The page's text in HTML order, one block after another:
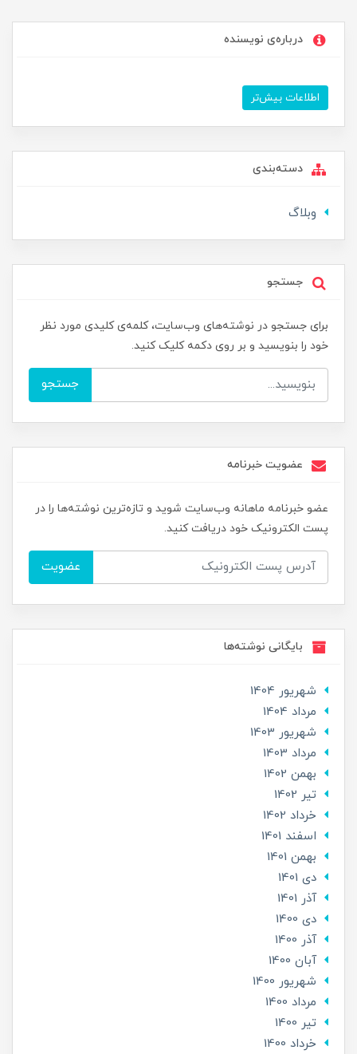
درباره‌ی نویسنده
اطلاعات بیش‌تر
دسته‌بندی
وبلاگ
جستجو
برای جستجو در نوشته‌های وب‌سایت، کلمه‌ی کلیدی مورد نظر
خود را بنویسید و بر روی دکمه کلیک کنید.
جستجو
عضویت خبرنامه
عضو خبرنامه ماهانه وب‌سایت شوید و تازه‌ترین نوشته‌ها را در
پست الکترونیک خود دریافت کنید.
عضویت
بایگانی نوشته‌ها
شهریور 1404
مرداد 1404
شهریور 1403
مرداد 1403
بهمن 1402
تير 1402
خرداد 1402
اسفند 1401
بهمن 1401
دی 1401
آذر 1401
دی 1400
آذر 1400
آبان 1400
شهریور 1400
مرداد 1400
تير 1400
خرداد 1400